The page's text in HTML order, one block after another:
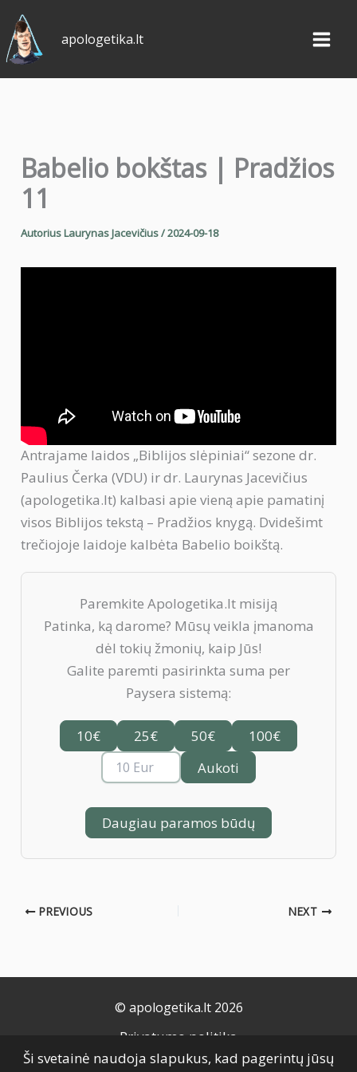
Pereiti
prie
turinio
apologetika.lt
Babelio bokštas | Pradžios
11
AutoriusLaurynas Jacevičius/2024-09-18
Antrajame laidos „Biblijos slėpiniai“ sezone dr.
Paulius Čerka (VDU) ir dr. Laurynas Jacevičius
(apologetika.lt) kalbasi apie vieną apie pamatinį
visos Biblijos tekstą – Pradžios knygą. Dvidešimt
trečiojoje laidoje kalbėta Babelio boikštą.
Paremkite Apologetika.lt misiją
Patinka, ką darome? Mūsų veikla įmanoma
dėl tokių žmonių, kaip Jūs!
Galite paremti pasirinkta suma per
Paysera sistemą:
10€ 25€ 50€
100€
Aukoti
Daugiau paramos būdų
PREVIOUS NEXT
© apologetika.lt 2026
Privatumo politika
Naudojimo taisyklės
Ši svetainė naudoja slapukus, kad pagerintų jūsų